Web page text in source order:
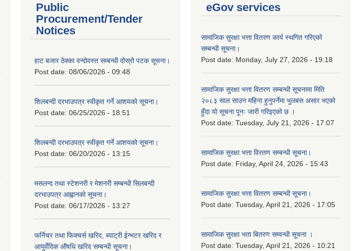
Public
Procurement/Tender
Notices
हाट बजार ठेक्का वन्दोवस्त सम्बन्धी दोस्रो पटक सूचना।
Post date: 08/06/2026 - 09:48
शिलबन्दी दरभाउपत्र स्वीकृत गर्ने आशयको सूचना।
Post date: 06/25/2026 - 18:51
शिलबन्दी दरभाउपत्र स्वीकृत गर्ने आशयको सूचना।
Post date: 06/20/2026 - 13:15
मसलन्द तथा स्टेशनरी र मेशनरी सम्बन्धी सिलबन्दी
दरभाउपत्र आह्वानको सूचना।
Post date: 06/17/2026 - 13:27
फर्निचर तथा फिक्चर्स खरिद, ब्याट‍्री ईन्भटर खरिद र
आयुर्वेदिक औषधि खरिद सम्बन्धी सूचना।
eGov services
सामाजिक सुरक्षा भत्ता वितरण कार्य स्थगित गरिएको
सम्बन्धी सूचना।
Post date: Monday, July 27, 2026 - 19:18
सामाजिक सुरक्षा भत्ता वितरण सम्बन्धी सूचनामा मिति
२०८३ साल साउन महिना हुनुपर्नेमा भुलबस असार भएको
हुँदा यो सूचना पूनः जारी गरिइएको छ ।
Post date: Tuesday, July 21, 2026 - 17:07
सामाजिक सुरक्षा भत्ता विरतण सम्बन्धी सूचना।
Post date: Friday, April 24, 2026 - 15:43
सामाजिक सुरक्षा भत्ता वितरण सम्‍बन्धी सूचना।
Post date: Tuesday, April 21, 2026 - 17:05
सामाजिक सुरक्षा भता बितरण सम्वन्धी सूचना ।
Post date: Tuesday, April 21, 2026 - 10:21